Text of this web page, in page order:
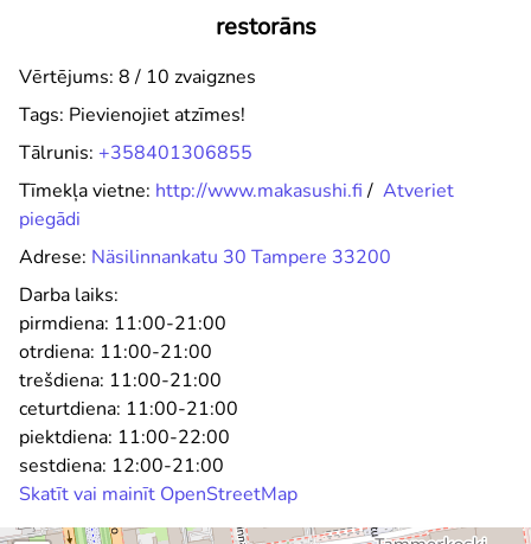
restorāns
Vērtējums: 8 / 10 zvaigznes
Tags: Pievienojiet atzīmes!
Tālrunis: +358401306855
Tīmekļa vietne: http://www.makasushi.fi/ Atveriet
piegādi
Adrese: Näsilinnankatu 30 Tampere 33200
Darba laiks:
pirmdiena: 11:00-21:00
otrdiena: 11:00-21:00
trešdiena: 11:00-21:00
ceturtdiena: 11:00-21:00
piektdiena: 11:00-22:00
sestdiena: 12:00-21:00
Skatīt vai mainīt OpenStreetMap